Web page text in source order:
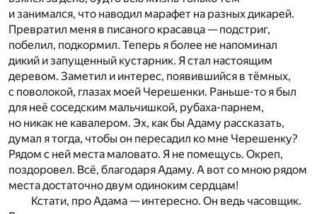
и занимался, что наводил марафет на разных дикарей.
Превратил меня в писаного красавца — подстриг,
побелил, подкормил. Теперь я более не напоминал
дикий и запущенный кустарник. Я стал настоящим
деревом. Заметил и интерес, появившийся в тёмных,
с поволокой, глазах моей Черешенки. Раньше-то я был
для неё соседским мальчишкой, рубаха-парнем,
но никак не кавалером. Эх, как бы Адаму рассказать,
думал я тогда, чтобы он пересадил ко мне Черешенку?
Рядом с ней места маловато. Я не помещусь. Окреп,
поздоровел. Всё, благодаря Адаму. А вот со мною рядом
места достаточно двум одиноким сердцам!
Кстати, про Адама — интересно. Он ведь часовщик.